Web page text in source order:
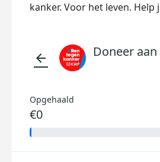
kanker. Voor het leven. Help
arrow_back Doneer
Opgehaald
€0